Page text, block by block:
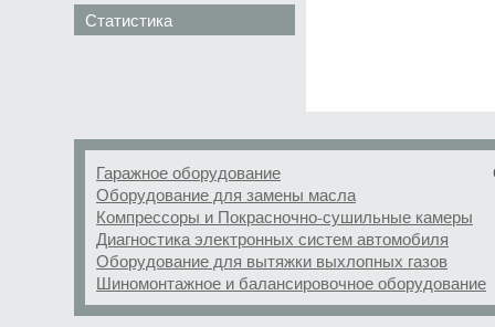
Статистика
Гаражное оборудование
Оборудование для замены масла
Компрессоры и Покрасночно-сушильные камеры
Диагностика электронных систем автомобиля
Оборудование для вытяжки выхлопных газов
Шиномонтажное и балансировочное оборудование